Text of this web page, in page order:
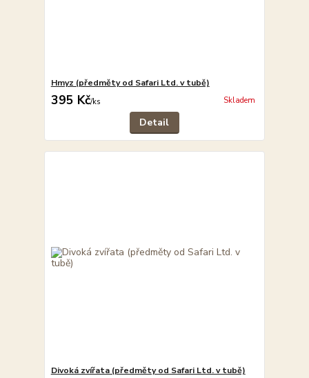
Hmyz (předměty od Safari Ltd. v tubě)
395 Kč/ks Skladem
Detail
Divoká zvířata (předměty od Safari Ltd. v tubě)